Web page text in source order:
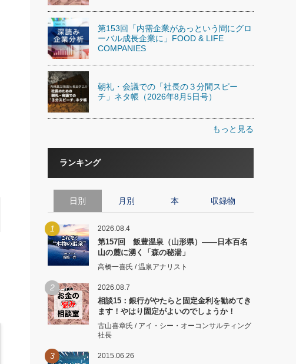
第153回「内需企業があっという間にグロ
ーバル成長企業に」FOOD & LIFE
COMPANIES
朝礼・会議での「社長の３分間スピー
チ」ネタ帳（2026年8月5日号）
もっと見る
ランキング
日別 月別 本 収録物
1 2026.08.4
第157回 飯豊温泉（山形県）――日本百名
山の麓に湧く「森の秘湯」
高橋一喜氏 / 温泉アナリスト
2 2026.08.7
相談15：銀行がやたらと固定金利を勧めてき
ます！やはり固定がよいのでしょうか！
古山喜章氏 / アイ・シー・オーコンサルティング
社長
3 2015.06.26